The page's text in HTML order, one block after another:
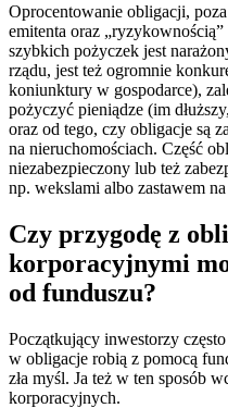
Oprocentowanie obligacji,
emitenta oraz
szybkich pożyczek jest
rządu, jest też ogromnie
koniunktury w gospodarce),
pożyczyć pieniądze (im
oraz od tego, czy obligacje są
na nieruchomościach. Część
niezabezpieczony lub też
np. wekslami albo zastawem
Czy przygodę z
korporacyjnymi
od funduszu?
Początkujący inwestorzy
w obligacje robią z pomocą
zła myśl. Ja też w ten sposób
korporacyjnych.